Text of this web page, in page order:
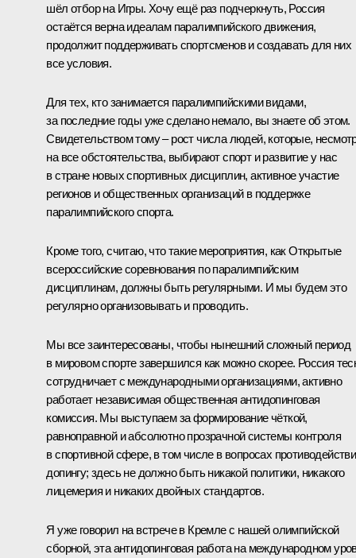
шёл отбор на Игры. Хочу ещё раз подчеркнуть, Россия
остаётся верна идеалам паралимпийского движения,
продолжит поддерживать спортсменов и создавать для них
все условия.
Для тех, кто занимается паралимпийскими видами,
за последние годы уже сделано немало, вы знаете об этом.
Свидетельством тому – рост числа людей, которые,
на все обстоятельства, выбирают спорт и развитие у нас
в стране новых спортивных дисциплин, активное участие
регионов и общественных организаций в поддержке
паралимпийского спорта.
Кроме того, считаю, что такие мероприятия, как Открытые
всероссийские соревнования по паралимпийским
дисциплинам, должны быть регулярными. И мы будем это
регулярно организовывать и проводить.
Мы все заинтересованы, чтобы нынешний сложный период
в мировом спорте завершился как можно скорее. Россия
сотрудничает с международными организациями, активно
работает независимая общественная антидопинговая
комиссия. Мы выступаем за формирование чёткой,
равноправной и абсолютно прозрачной системы контроля
в спортивной сфере, в том числе в вопросах
допингу; здесь не должно быть никакой политики, никакого
лицемерия и никаких двойных стандартов.
Я уже говорил на встрече в Кремле с нашей олимпийской
сборной, эта антидопинговая работа на международном